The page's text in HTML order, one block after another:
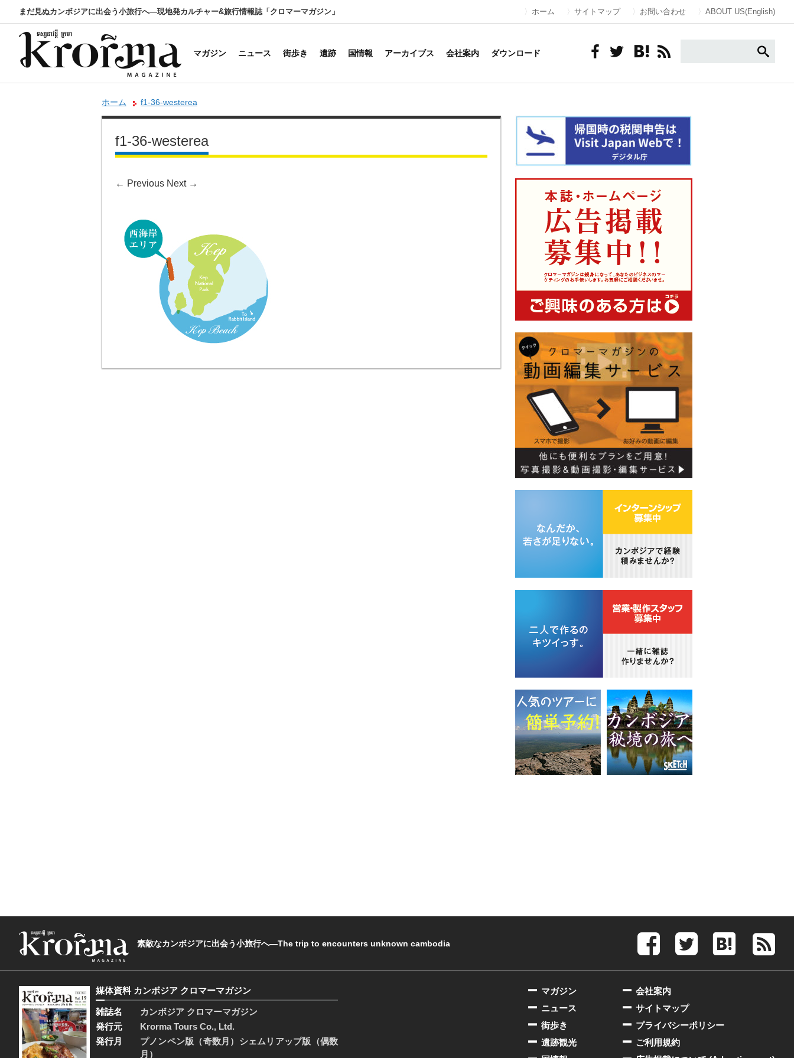
まだ見ぬカンボジアに出会う小旅行へ―現地発カルチャー&旅行情報誌「クロマーマガジン」 ホーム サイトマップ お問い合わせ ABOUT US(English)
マガジン ニュース 街歩き 遺跡 国情報 アーカイブス 会社案内 ダウンロード
ホーム f1-36-westerea
f1-36-westerea
← Previous Next →
素敵なカンボジアに出会う小旅行へ―The trip to encounters unknown cambodia
媒体資料 カンボジア クロマーマガジン
雑誌名
カンボジア クロマーマガジン
発行元
Krorma Tours Co., Ltd.
発行月
プノンペン版（奇数月）シェムリアップ版（偶数
月）
会社案内
サイトマップ
プライバシーポリシー
ご利用規約
マガジン
ニュース
街歩き
遺跡観光